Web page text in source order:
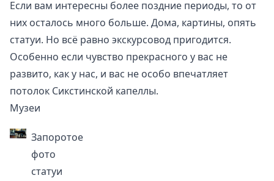
Если вам интересны более поздние периоды, то от
них осталось много больше. Дома, картины, опять
статуи. Но всё равно экскурсовод пригодится.
Особенно если чувство прекрасного у вас не
развито, как у нас, и вас не особо впечатляет
потолок Сикстинской капеллы.
Музеи
Запоротое
фото
статуи